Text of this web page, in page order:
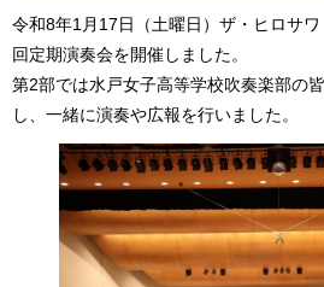
令和8年1月17日（土曜日）ザ・ヒロサ
回定期演奏会を開催しました。
第2部では水戸女子高等学校吹奏楽部の
し、一緒に演奏や広報を行いました。